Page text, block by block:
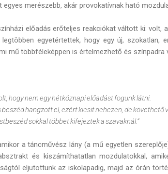
egyes merészebb, akár provokatívnak ható
előadás erőteljes reakciókat váltott ki: volt,
egyetértettek, hogy egy új, szokatlan,
mű többféleképpen is értelmezhető és színpadra
hogy nem egy hétköznapi előadást fogunk látni.
kevés beszéd hangzott el, ezért kicsit
sokkal többet kifejeztek a szavaknál.”
a táncművész lány (a mű egyetlen
és kiszámíthatatlan mozdulatokkal,
eljutottunk az iskolapadig, majd az órán